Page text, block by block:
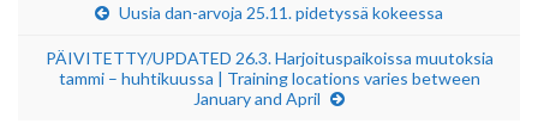
Uusia dan-arvoja 25.11. pidetyssä kokeessa
PÄIVITETTY/UPDATED 26.3. Harjoituspaikoissa muutoksia
tammi – huhtikuussa | Training locations varies between
January and April